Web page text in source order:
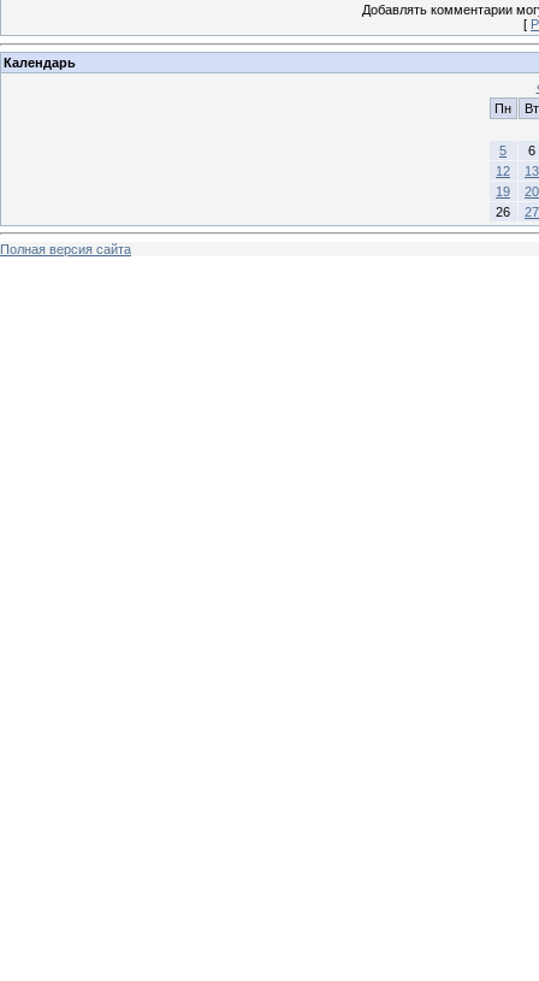
Добавлять комментарии
[
Календарь
Пн
Вт
5
6
12
13
19
20
26
27
Полная версия сайта